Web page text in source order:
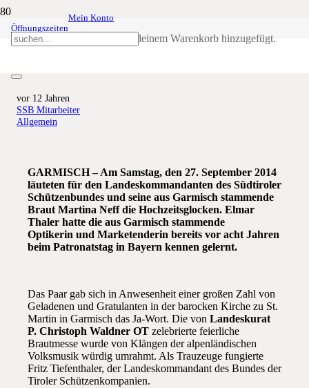
Öffnungszeiten
Mein Konto
wurde deinem Warenkorb hinzugefügt.
Elmar und Martina haben sich
vor 12 Jahren
SSB Mitarbeiter
Allgemein
GARMISCH – Am Samstag, den 27. September 2014
läuteten für den Landeskommandanten des Südtiroler
Schützenbundes und seine aus Garmisch stammende
Braut Martina Neff die Hochzeitsglocken. Elmar
Thaler hatte die aus Garmisch stammende
Optikerin und Marketenderin bereits vor acht Jahren
beim Patronatstag in Bayern kennen gelernt.
Das Paar gab sich in Anwesenheit einer großen Zahl von
Geladenen und Gratulanten in der barocken Kirche zu St.
Martin in Garmisch das Ja-Wort. Die von Landeskurat
P. Christoph Waldner OT zelebrierte feierliche
Brautmesse wurde von Klängen der alpenländischen
Volksmusik würdig umrahmt. Als Trauzeuge fungierte
Fritz Tiefenthaler, der Landeskommandant des Bundes der
Tiroler Schützenkompanien.